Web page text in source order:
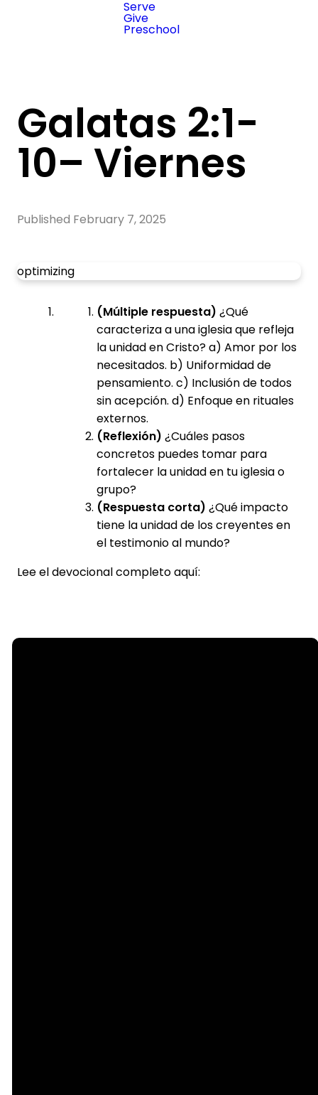
Serve
Give
Preschool
Galatas 2:1-
10– Viernes
Published February 7, 2025
optimizing
(Múltiple respuesta) ¿Qué
caracteriza a una iglesia que refleja
la unidad en Cristo? a) Amor por los
necesitados. b) Uniformidad de
pensamiento. c) Inclusión de todos
sin acepción. d) Enfoque en rituales
externos.
(Reflexión) ¿Cuáles pasos
concretos puedes tomar para
fortalecer la unidad en tu iglesia o
grupo?
(Respuesta corta) ¿Qué impacto
tiene la unidad de los creyentes en
el testimonio al mundo?
Lee el devocional completo aquí: